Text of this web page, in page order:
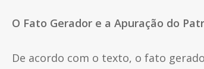
O Fato Gerador e a Apuração do
De acordo com o texto, o fato